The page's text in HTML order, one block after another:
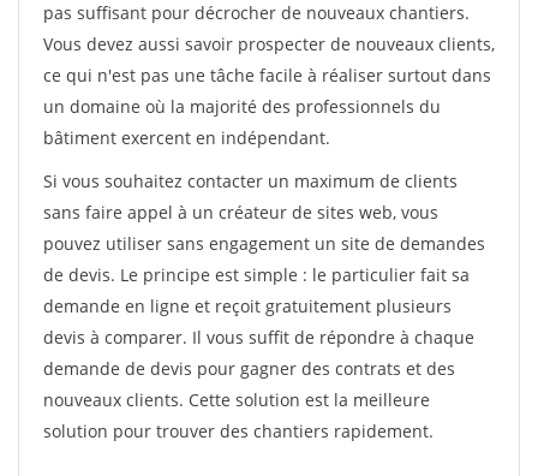
pas suffisant pour décrocher de nouveaux chantiers.
Vous devez aussi savoir prospecter de nouveaux clients,
ce qui n'est pas une tâche facile à réaliser surtout dans
un domaine où la majorité des professionnels du
bâtiment exercent en indépendant.
Si vous souhaitez contacter un maximum de clients
sans faire appel à un créateur de sites web, vous
pouvez utiliser sans engagement un site de demandes
de devis. Le principe est simple : le particulier fait sa
demande en ligne et reçoit gratuitement plusieurs
devis à comparer. Il vous suffit de répondre à chaque
demande de devis pour gagner des contrats et des
nouveaux clients. Cette solution est la meilleure
solution pour trouver des chantiers rapidement.